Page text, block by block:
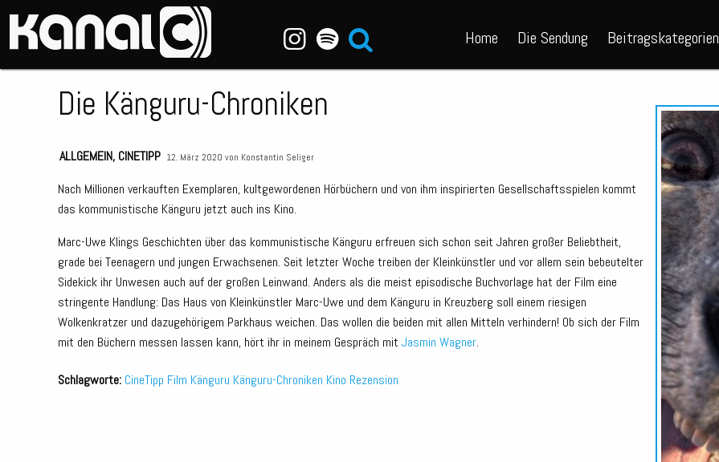
Home Die Sendung Beitragskategorien
Die Känguru-Chroniken
ALLGEMEIN, CINETIPP 12. März 2020 von Konstantin Seliger
Nach Millionen verkauften Exemplaren, kultgewordenen Hörbüchern und von ihm inspirierten Gesellschaftsspielen kommt
das kommunistische Känguru jetzt auch ins Kino.
Marc-Uwe Klings Geschichten über das kommunistische Känguru erfreuen sich schon seit Jahren großer Beliebtheit,
grade bei Teenagern und jungen Erwachsenen. Seit letzter Woche treiben der Kleinkünstler und vor allem sein bebeutelter
Sidekick ihr Unwesen auch auf der großen Leinwand. Anders als die meist episodische Buchvorlage hat der Film eine
stringente Handlung: Das Haus von Kleinkünstler Marc-Uwe und dem Känguru in Kreuzberg soll einem riesigen
Wolkenkratzer und dazugehörigem Parkhaus weichen. Das wollen die beiden mit allen Mitteln verhindern! Ob sich der Film
mit den Büchern messen lassen kann, hört ihr in meinem Gespräch mit Jasmin Wagner.
Schlagworte: CineTipp Film Känguru Känguru-Chroniken Kino Rezension